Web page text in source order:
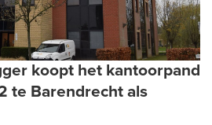
koopt het kantoorpand
te Barendrecht als